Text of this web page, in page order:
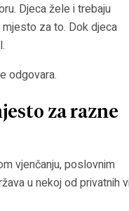
Djeca žele i trebaju
za to. Dok djeca
odgovara.
za razne
vjenčanju, poslovnim
u nekoj od privatnih